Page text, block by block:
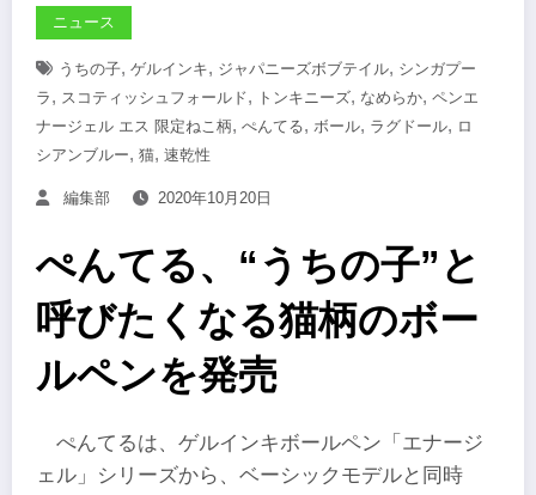
ニュース
うちの子, ゲルインキ, ジャパニーズボブテイル, シンガプー
ラ , スコティッシュフォールド, トンキニーズ, なめらか, ペンエ
ナージェル エス 限定ねこ柄, ぺんてる, ボール, ラグドール, ロ
シアンブルー, 猫, 速乾性
編集部 2020年10月20日
ぺんてる、“うちの子”と
呼びたくなる猫柄のボー
ルペンを発売
ぺんてるは、ゲルインキボールペン「エナージ
ェル」シリーズから、ベーシックモデルと同時